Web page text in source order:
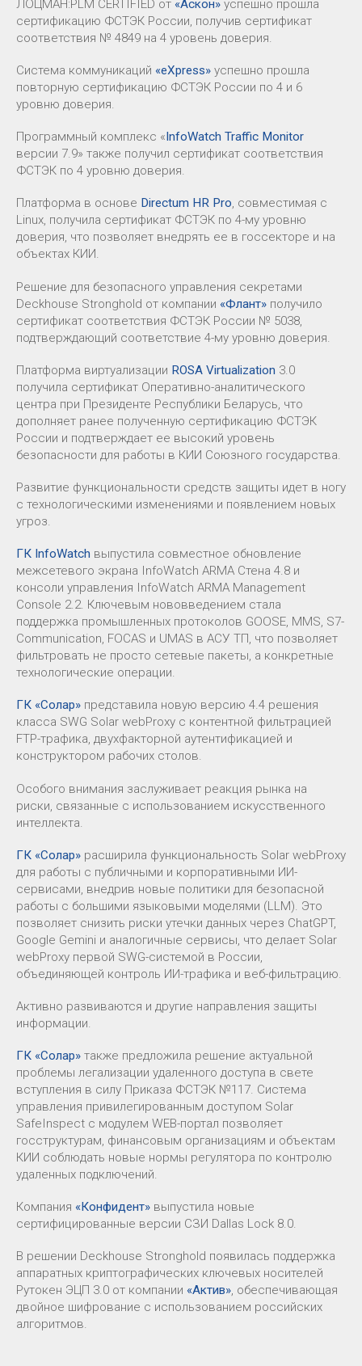
ЛОЦМАН:PLM CERTIFIED от «Аскон» успешно прошла
сертификацию ФСТЭК России, получив сертификат
соответствия № 4849 на 4 уровень доверия.
Система коммуникаций «eXpress» успешно прошла
повторную сертификацию ФСТЭК России по 4 и 6
уровню доверия.
Программный комплекс «InfoWatch Traffic Monitor
версии 7.9» также получил сертификат соответствия
ФСТЭК по 4 уровню доверия.
Платформа в основе Directum HR Pro, совместимая с
Linux, получила сертификат ФСТЭК по 4-му уровню
доверия, что позволяет внедрять ее в госсекторе и на
объектах КИИ.
Решение для безопасного управления секретами
Deckhouse Stronghold от компании «Флант» получило
сертификат соответствия ФСТЭК России № 5038,
подтверждающий соответствие 4-му уровню доверия.
Платформа виртуализации ROSA Virtualization 3.0
получила сертификат Оперативно-аналитического
центра при Президенте Республики Беларусь, что
дополняет ранее полученную сертификацию ФСТЭК
России и подтверждает ее высокий уровень
безопасности для работы в КИИ Союзного государства.
Развитие функциональности средств защиты идет в ногу
с технологическими изменениями и появлением новых
угроз.
ГК InfoWatch выпустила совместное обновление
межсетевого экрана InfoWatch ARMA Стена 4.8 и
консоли управления InfoWatch ARMA Management
Console 2.2. Ключевым нововведением стала
поддержка промышленных протоколов GOOSE, MMS, S7-
Communication, FOCAS и UMAS в АСУ ТП, что позволяет
фильтровать не просто сетевые пакеты, а конкретные
технологические операции.
ГК «Солар» представила новую версию 4.4 решения
класса SWG Solar webProxy с контентной фильтрацией
FTP-трафика, двухфакторной аутентификацией и
конструктором рабочих столов.
Особого внимания заслуживает реакция рынка на
риски, связанные с использованием искусственного
интеллекта.
ГК «Солар» расширила функциональность Solar webProxy
для работы с публичными и корпоративными ИИ-
сервисами, внедрив новые политики для безопасной
работы с большими языковыми моделями (LLM). Это
позволяет снизить риски утечки данных через ChatGPT,
Google Gemini и аналогичные сервисы, что делает Solar
webProxy первой SWG-системой в России,
объединяющей контроль ИИ-трафика и веб-фильтрацию.
Активно развиваются и другие направления защиты
информации.
ГК «Солар» также предложила решение актуальной
проблемы легализации удаленного доступа в свете
вступления в силу Приказа ФСТЭК №117. Система
управления привилегированным доступом Solar
SafeInspect с модулем WEB-портал позволяет
госструктурам, финансовым организациям и объектам
КИИ соблюдать новые нормы регулятора по контролю
удаленных подключений.
Компания «Конфидент» выпустила новые
сертифицированные версии СЗИ Dallas Lock 8.0.
В решении Deckhouse Stronghold появилась поддержка
аппаратных криптографических ключевых носителей
Рутокен ЭЦП 3.0 от компании «Актив», обеспечивающая
двойное шифрование с использованием российских
алгоритмов.